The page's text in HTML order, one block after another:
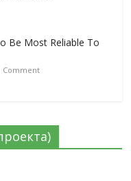
Be Most Reliable To
Comment